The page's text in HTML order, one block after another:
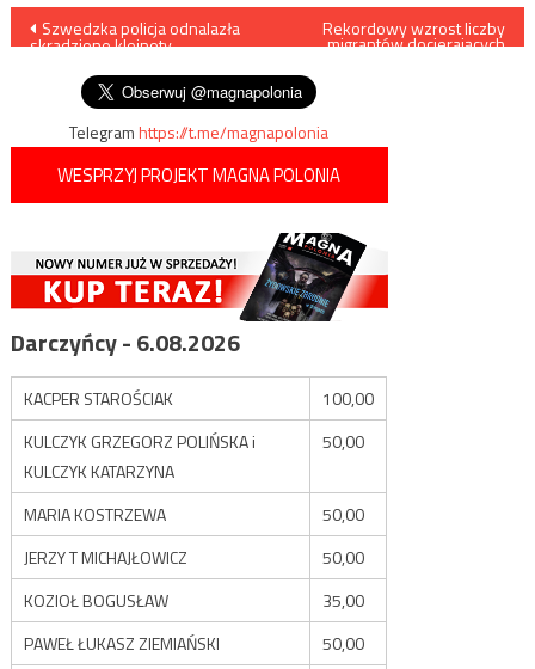
Nawigacja
wpisu
Szwedzka policja odnalazła
skradzione klejnoty
Rekordowy wzrost liczby
migrantów docierających
Telegramhttps://t.me/magnapolonia
WESPRZYJ PROJEKT MAGNA POLONIA
Darczyńcy - 6.08.2026
KACPER STAROŚCIAK
100,00
KULCZYK GRZEGORZ POLIŃSKA i
KULCZYK KATARZYNA
50,00
MARIA KOSTRZEWA
50,00
JERZY T MICHAJŁOWICZ
50,00
KOZIOŁ BOGUSŁAW
35,00
PAWEŁ ŁUKASZ ZIEMIAŃSKI
50,00